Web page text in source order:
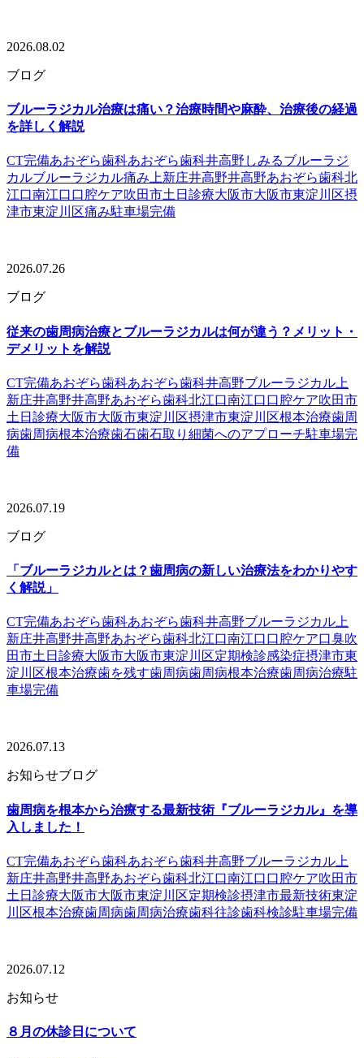
2026.08.02
ブログ
ブルーラジカル治療は痛い？治療時間や麻酔、治療後の経過
を詳しく解説
CT完備あおぞら歯科あおぞら歯科井高野 しみるブルーラジ
カルブルーラジカル痛み 上新庄井高野井高野あおぞら歯科北
江口南江口口腔ケア吹田市土日診療大阪市大阪市東淀川区摂
津市東淀川区痛み駐車場完備
2026.07.26
ブログ
従来の歯周病治療とブルーラジカルは何が違う？メリット・
デメリットを解説
CT完備あおぞら歯科あおぞら歯科井高野ブルーラジカル 上
新庄井高野井高野あおぞら歯科北江口南江口口腔ケア吹田市
土日診療大阪市大阪市東淀川区摂津市東淀川区根本治療歯周
病歯周病根本治療歯石歯石取り 細菌へのアプローチ駐車場完
備
2026.07.19
ブログ
「ブルーラジカルとは？歯周病の新しい治療法をわかりやす
く解説」
CT完備あおぞら歯科あおぞら歯科井高野ブルーラジカル上
新庄井高野井高野あおぞら歯科北江口南江口口腔ケア口臭吹
田市土日診療大阪市大阪市東淀川区定期検診感染症摂津市東
淀川区根本治療歯を残す歯周病歯周病根本治療歯周病治療駐
車場完備
2026.07.13
お知らせブログ
歯周病を根本から治療する最新技術『ブルーラジカル』を導
入しました！
CT完備あおぞら歯科あおぞら歯科井高野ブルーラジカル 上
新庄井高野井高野あおぞら歯科北江口南江口口腔ケア吹田市
土日診療大阪市大阪市東淀川区定期検診摂津市最新技術東淀
川区根本治療歯周病歯周病治療歯科往診歯科検診駐車場完備
2026.07.12
お知らせ
８月の休診日について